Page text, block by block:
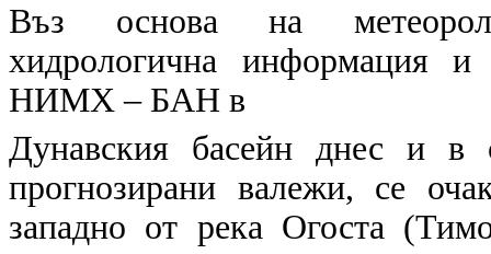
Въз основа на
хидрологична информация и
НИМХ – БАН в
Дунавския басейн днес и в
прогнозирани валежи, се
западно от река Огоста